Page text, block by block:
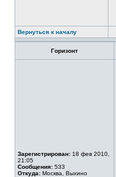
Вернуться к началу
Горизонт
Зарегистрирован: 18 фев 2010,
21:05
Сообщения: 533
Откуда: Москва, Выхино